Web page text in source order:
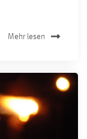
Mehr lesen